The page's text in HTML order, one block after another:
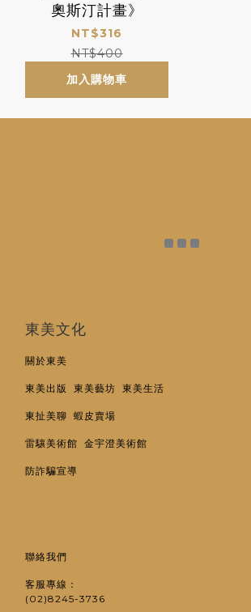
奧斯汀計畫》
NT$316
NT$400
加入購物車
東美文化
關於東美
東美出版 東美藝坊 東美生活
東扯美聊 蝦皮賣場
雷驤美術館 金宇澄美術館
防詐騙宣導
聯絡我們
客服專線：
(02)8245-3736